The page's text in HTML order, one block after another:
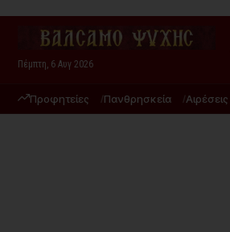
Πέμπτη, 6 Αυγ 2026
Προφητείες Πανθρησκεία Αιρέσεις